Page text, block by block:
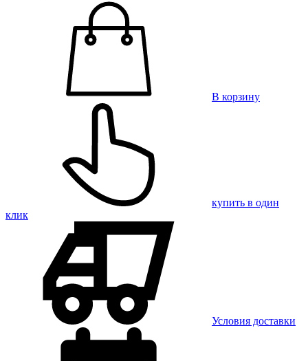
В корзину
купить в один
клик
Условия доставки